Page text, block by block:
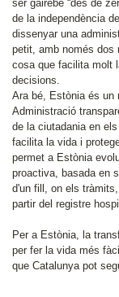
ser gairebé “des de
de la independència
dissenyar una
petit, amb només dos
cosa que facilita molt
decisions.
Ara bé, Estònia és un
Administració
de la ciutadania en
facilita la vida i
permet a Estònia
proactiva, basada en
d'un fill, on els
partir del registre
Per a Estònia, la
per fer la vida més
que Catalunya pot